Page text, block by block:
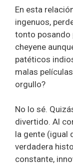
En esta
ingenuos,
tonto posando
cheyene
patéticos
malas
orgullo?
No lo sé.
divertido. Al
la gente (igual
verdadera
constante,